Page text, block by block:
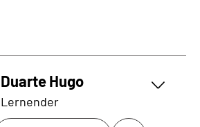
Duarte Hugo
Lernender